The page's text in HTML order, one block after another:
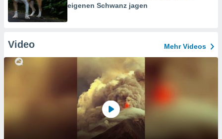
eigenen Schwanz jagen
Video Mehr Videos